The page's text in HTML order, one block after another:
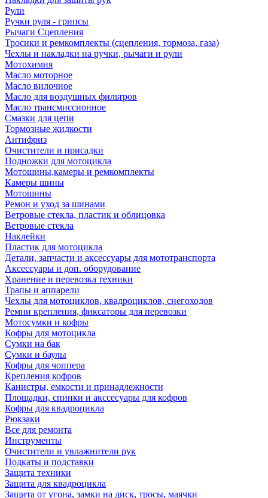
Рули
Ручки руля - грипсы
Рычаги Сцепления
Тросики и ремкомплекты (сцепления, тормоза, газа)
Чехлы и накладки на ручки, рычаги и рули
Мотохимия
Масло моторное
Масло вилочное
Масло для воздушных фильтров
Масло трансмиссионное
Смазки для цепи
Тормозные жидкости
Антифриз
Очистители и присадки
Подножки для мотоцикла
Мотошины,камеры и ремкомплекты
Камеры шины
Мотошины
Ремон и уход за шинами
Ветровые стекла, пластик и облицовка
Ветровые стекла
Наклейки
Пластик для мотоцикла
Детали, запчасти и аксессуары для мототранспорта
Аксессуары и доп. оборудование
Хранение и перевозка техники
Трапы и аппарели
Чехлы для мотоциклов, квадроциклов, снегоходов
Ремни крепления, фиксаторы для перевозки
Мотосумки и кофры
Кофры для мотоцикла
Сумки на бак
Сумки и баулы
Кофры для чоппера
Крепления кофров
Канистры, емкости и принадлежности
Площадки, спинки и акссесуары для кофров
Кофры для квадроцикла
Рюкзаки
Все для ремонта
Инструменты
Очистители и увлажнители рук
Подкаты и подставки
Защита техники
Защита для квадроцикла
Защита от угона, замки на диск, тросы, маячки